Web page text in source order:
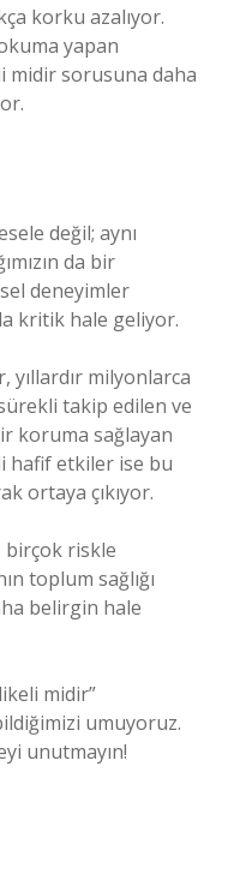
korku azalıyor.
yapan
midir sorusuna daha
değil; aynı
da bir
deneyimler
kritik hale geliyor.
yıllardır milyonlarca
takip edilen ve
koruma sağlayan
hafif etkiler ise bu
ortaya çıkıyor.
birçok riskle
toplum sağlığı
belirgin hale
midir”
umuyoruz.
unutmayın!